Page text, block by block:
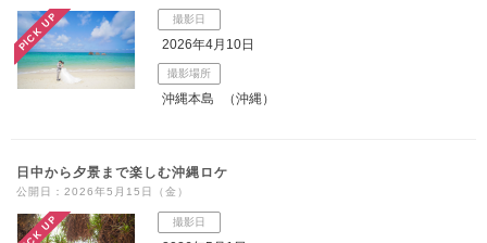
海での撮影
衣装追加無料 結婚式場での撮影
PICK UP 撮影日
2026年4月10日
撮影場所
沖縄本島 （沖縄）
日中から夕景まで楽しむ沖縄ロケ
公開日：2026年5月15日（金）
PICK UP 撮影日